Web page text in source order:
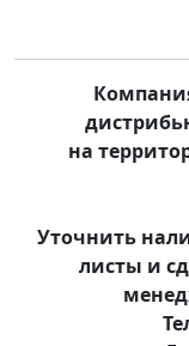
на
Уточнить
листы и